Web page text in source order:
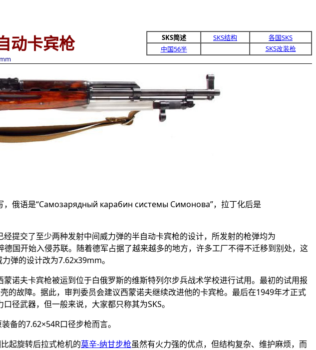
动卡宾枪 SKS简述 SKS结构 各国SKS
中国56半 SKS改装枪
，俄语是“Самозарядный карабин системы Симонова”，拉丁化后是
经提交了至少两种发射中间威力弹的半自动卡宾枪的设计，所发射的枪弹均为
德国开始入侵苏联。随着德军占据了越来越多的地方，许多工厂不得不迁移到别处，这
弹的设计改为7.62x39mm。
诺夫卡宾枪被运到位于白俄罗斯的维斯特列尔步兵战术学校进行试用。最初的试用报
的故障。据此，审判委员会建议西蒙诺夫继续改进他的卡宾枪。最后在1949年才正式
径武器，但一般来说，大家都只称其为SKS。
备的7.62×54R口径步枪而言。
起旋转后拉式枪机的莫辛-纳甘步枪虽然有火力强的优点，但结构复杂、维护麻烦，而